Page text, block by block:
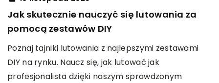
Jak skutecznie nauczyć się lutowania za
pomocą zestawów DIY
Poznaj tajniki lutowania z najlepszymi zestawami
DIY na rynku. Naucz się, jak lutować jak
profesjonalista dzięki naszym sprawdzonym